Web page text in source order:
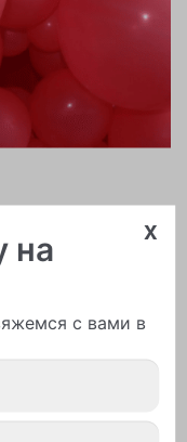
x
на
с вами в